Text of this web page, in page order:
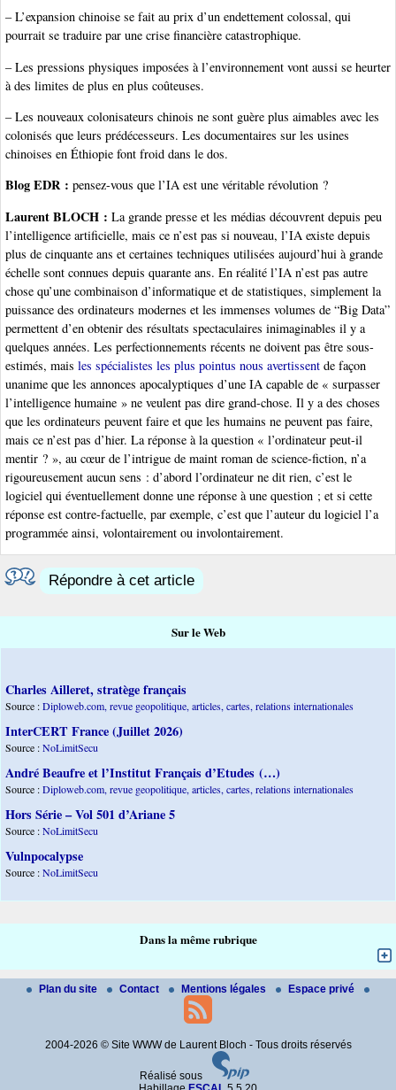
– L’expansion chinoise se fait au prix d’un endettement colossal, qui
pourrait se traduire par une crise financière catastrophique.
– Les pressions physiques imposées à l’environnement vont aussi se heurter
à des limites de plus en plus coûteuses.
– Les nouveaux colonisateurs chinois ne sont guère plus aimables avec les
colonisés que leurs prédécesseurs. Les documentaires sur les usines
chinoises en Éthiopie font froid dans le dos.
Blog EDR : pensez-vous que l’IA est une véritable révolution ?
Laurent BLOCH : La grande presse et les médias découvrent depuis peu
l’intelligence artificielle, mais ce n’est pas si nouveau, l’IA existe depuis
plus de cinquante ans et certaines techniques utilisées aujourd’hui à grande
échelle sont connues depuis quarante ans. En réalité l’IA n’est pas autre
chose qu’une combinaison d’informatique et de statistiques, simplement la
puissance des ordinateurs modernes et les immenses volumes de “Big Data”
permettent d’en obtenir des résultats spectaculaires inimaginables il y a
quelques années. Les perfectionnements récents ne doivent pas être sous-
estimés, mais les spécialistes les plus pointus nous avertissent de façon
unanime que les annonces apocalyptiques d’une IA capable de « surpasser
l’intelligence humaine » ne veulent pas dire grand-chose. Il y a des choses
que les ordinateurs peuvent faire et que les humains ne peuvent pas faire,
mais ce n’est pas d’hier. La réponse à la question « l’ordinateur peut-il
mentir ? », au cœur de l’intrigue de maint roman de science-fiction, n’a
rigoureusement aucun sens : d’abord l’ordinateur ne dit rien, c’est le
logiciel qui éventuellement donne une réponse à une question ; et si cette
réponse est contre-factuelle, par exemple, c’est que l’auteur du logiciel l’a
programmée ainsi, volontairement ou involontairement.
Répondre à cet article
Sur le Web
Charles Ailleret, stratège français
Source :Diploweb.com, revue geopolitique, articles, cartes, relations internationales
InterCERT France (Juillet 2026)
Source :NoLimitSecu
André Beaufre et l’Institut Français d’Etudes (…)
Source :Diploweb.com, revue geopolitique, articles, cartes, relations internationales
Hors Série – Vol 501 d’Ariane 5
Source :NoLimitSecu
Vulnpocalypse
Source :NoLimitSecu
Dans la même rubrique
Plan du site Contact Mentions légales Espace privé
2004-2026 © Site WWW de Laurent Bloch - Tous droits réservés
Réalisé sous